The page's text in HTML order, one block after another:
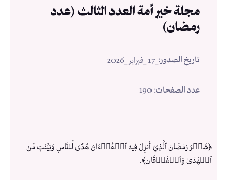
مجلة خير أمة العدد الثالث (عدد
رمضان)
تاريخ الصدور: _17 _فبراير _2026
عدد الصفحات: 190
﴿شَهۡرُ رَمَضَانَ ٱلَّذِيٓ أُنزِلَ فِيهِ ٱلۡقُرۡءَانُ هُدٗى لِّلنَّاسِ وَبَيِّنَٰتٖ مِّنَ
ٱلۡهُدَىٰ وَٱلۡفُرۡقَان﴾.